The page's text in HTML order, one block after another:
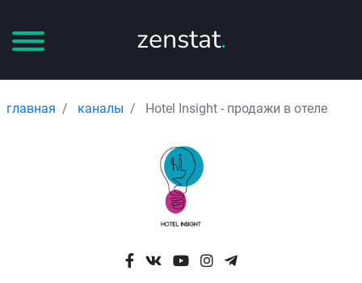
zenstat.
главная каналы Hotel Insight - продажи в отеле